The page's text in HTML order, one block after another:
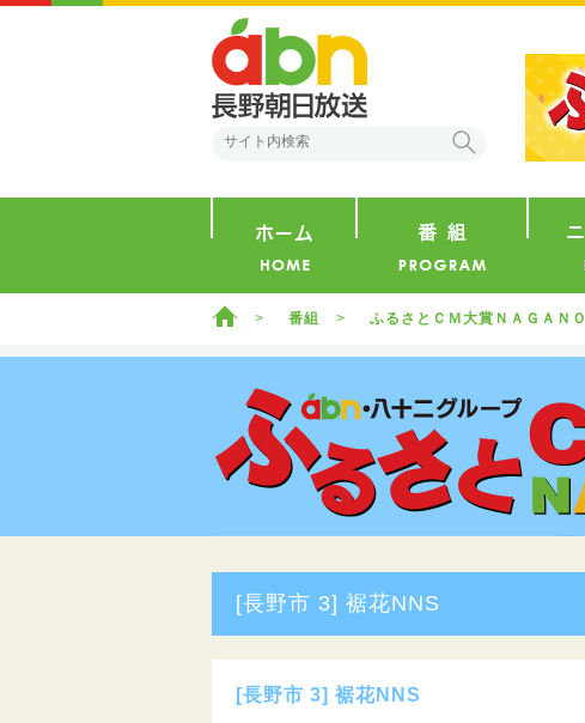
ホーム 番組 ふるさとＣＭ大賞ＮＡＧＡＮＯ
[長野市 3] 裾花NNS
[長野市 3] 裾花NNS